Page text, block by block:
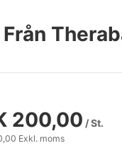
200,00 / St.
Exkl. moms